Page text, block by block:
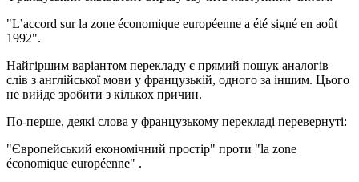
"L’accord sur la zone économique européenne a été signé en août
1992".
Найгіршим варіантом перекладу є прямий пошук аналогів
слів з англійської мови у французькій, одного за іншим. Цього
не вийде зробити з кількох причин.
По-перше, деякі слова у французькому перекладі перевернуті:
"Європейський економічний простір" проти "la zone
économique européenne" .